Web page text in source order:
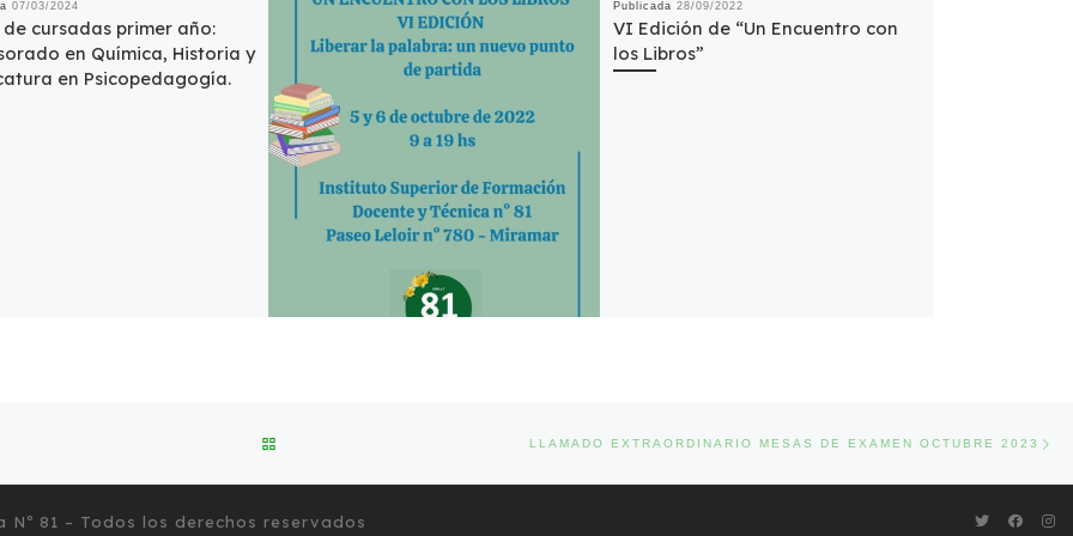
07/03/2024
cursadas primer año:
en Química, Historia y
en Psicopedagogía.
Publicada 28/09/2022
VI Edición de “Un Encuentro con
los Libros”
VOLVER A LA LISTA DE ENTRADASLLAMADO EXTRAORDINARIO MESAS DE EXAMEN OCTUBRE 2023
Nº 81 – Todos los derechos reservados